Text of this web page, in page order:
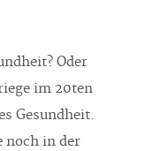
Oder
im 20ten
Gesundheit.
noch in der